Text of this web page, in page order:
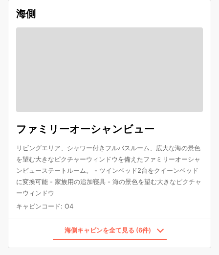
海側
ファミリーオーシャンビュー
リビングエリア、シャワー付きフルバスルーム、広大な海の景色
を望む大きなピクチャーウィンドウを備えたファミリーオーシャ
ンビューステートルーム。 - ツインベッド2台をクイーンベッド
に変換可能 - 家族用の追加寝具 - 海の景色を望む大きなピクチャ
ーウィンドウ
キャビンコード: O4
海側キャビンを全て見る (6件)